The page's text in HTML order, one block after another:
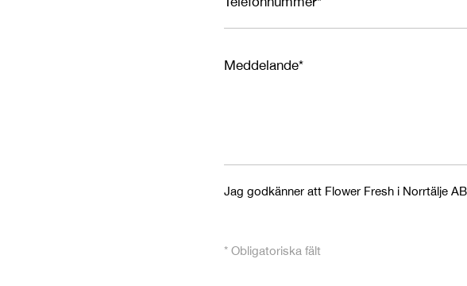
Meddelande*
Jag godkänner att Flower Fresh i Norrtälje
* Obligatoriska fält